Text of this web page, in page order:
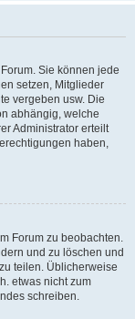
Sie können jede
setzen, Mitglieder
vergeben usw. Die
abhängig, welche
Administrator erteilt
haben,
Forum zu beobachten.
und zu löschen und
teilen. Üblicherweise
etwas nicht zum
schreiben.